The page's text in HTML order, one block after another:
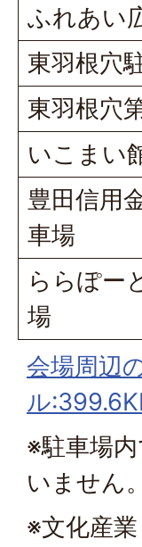
ふれあい
東羽根穴
東羽根穴
いこまい
豊田信用
車場
ららぽー
場
会場周辺
ル
※駐車場
いません。
※文化産